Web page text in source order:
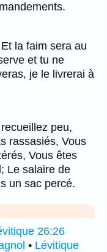
la faim sera au
et tu ne
je le livrerai à
peu,
rassasiés, Vous
Vous êtes
Le salaire de
un sac percé.
26:26
• Lévitique